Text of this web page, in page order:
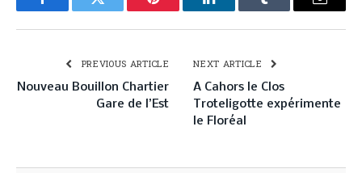
FacebookTwitter Pinterest LinkedInTumblr Email
PREVIOUS ARTICLE
Nouveau Bouillon Chartier
Gare de l’Est
NEXT ARTICLE
A Cahors le Clos
Troteligotte expérimente
le Floréal